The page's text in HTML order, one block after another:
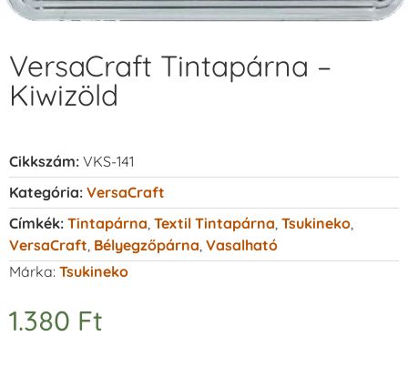
VersaCraft Tintapárna –
Kiwizöld
Cikkszám: VKS-141
Kategória: VersaCraft
Címkék: Tintapárna, Textil Tintapárna, Tsukineko,
VersaCraft, Bélyegzőpárna, Vasalható
Márka: Tsukineko
1.380 Ft